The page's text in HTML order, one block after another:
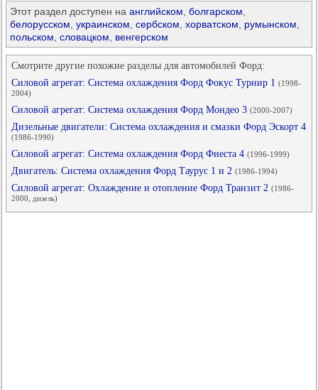
Этот раздел доступен на английском болгарском
белорусском украинском сербском хорватском румынском
польском словацком венгерском
Смотрите другие похожие разделы для автомобилей Форд:
Силовой агрегат: Система охлаждения Форд Фокус Турнир 1 (1998-
2004)
Силовой агрегат: Система охлаждения Форд Мондео 3 (2000-2007)
Дизельные двигатели: Система охлаждения и смазки Форд Эскорт 4
(1986-1990)
Силовой агрегат: Система охлаждения Форд Фиеста 4 (1996-1999)
Двигатель: Система охлаждения Форд Таурус 1 и 2 (1986-1994)
Силовой агрегат: Охлаждение и отопление Форд Транзит 2 (1986-
2000, дизель)